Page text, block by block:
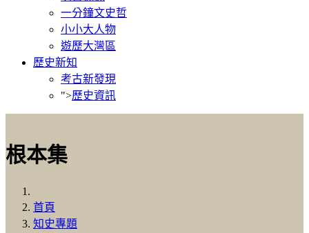
一分鐘文史哲
小小大人物
遊歷大灣區
歷史新知
考古新發現
">歷史資訊
根本集
首頁
知史專題